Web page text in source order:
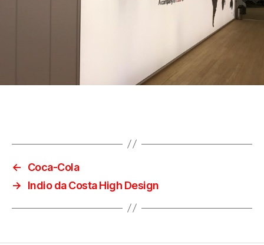
←
Coca-Cola
→
Indio da Costa High Design